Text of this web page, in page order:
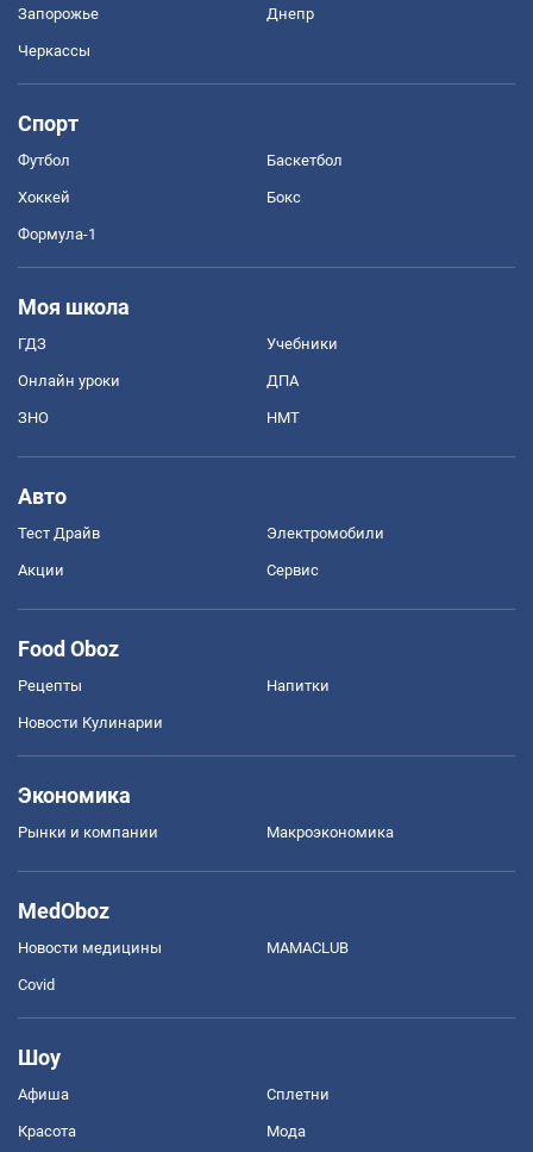
Запорожье Днепр
Черкассы
Спорт
Футбол Баскетбол
Хоккей Бокс
Формула-1
Моя школа
ГДЗ Учебники
Онлайн уроки ДПА
ЗНО НМТ
Авто
Тест Драйв Электромобили
Акции Сервис
Food Oboz
Рецепты Напитки
Новости Кулинарии
Экономика
Рынки и компании Mакроэкономика
MedOboz
Новости медицины MAMACLUB
Covid
Шоу
Афиша Сплетни
Красота Мода